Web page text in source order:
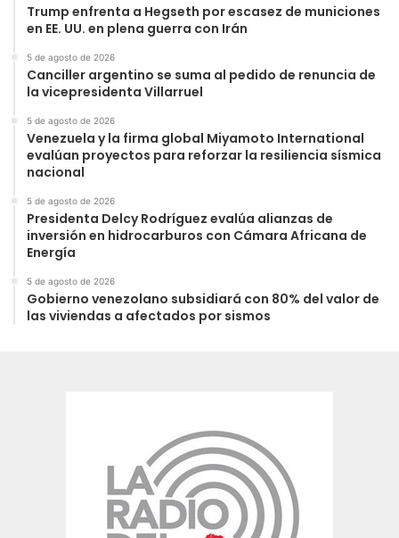
Trump enfrenta a Hegseth por escasez de municiones
en EE. UU. en plena guerra con Irán
5 de agosto de 2026
Canciller argentino se suma al pedido de renuncia de
la vicepresidenta Villarruel
5 de agosto de 2026
Venezuela y la firma global Miyamoto International
evalúan proyectos para reforzar la resiliencia sísmica
nacional
5 de agosto de 2026
Presidenta Delcy Rodríguez evalúa alianzas de
inversión en hidrocarburos con Cámara Africana de
Energía
5 de agosto de 2026
Gobierno venezolano subsidiará con 80% del valor de
las viviendas a afectados por sismos